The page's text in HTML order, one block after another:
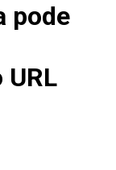
pode